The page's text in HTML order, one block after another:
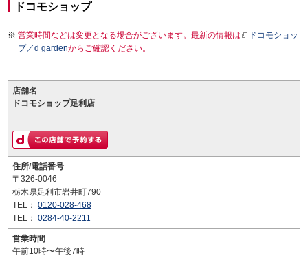
ドコモショップ
営業時間などは変更となる場合がございます。最新の情報は
ドコモショッ
プ／d gardenからご確認ください。
店舗名
ドコモショップ足利店
住所/電話番号
〒326-0046
栃木県足利市岩井町790
TEL： 0120-028-468
TEL： 0284-40-2211
営業時間
午前10時〜午後7時